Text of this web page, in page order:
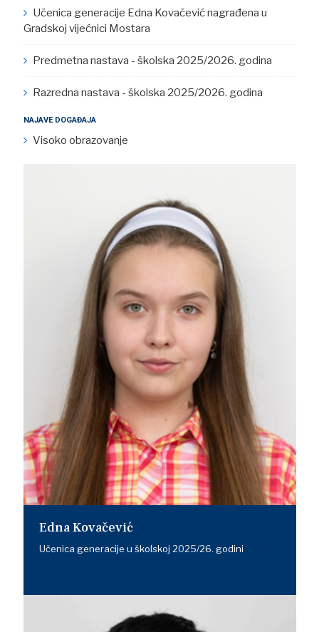
Učenica generacije Edna Kovačević nagrađena u
Gradskoj vijećnici Mostara
Predmetna nastava - školska 2025/2026. godina
Razredna nastava - školska 2025/2026. godina
NAJAVE DOGAĐAJA
Visoko obrazovanje
Edna Kovačević
Učenica generacije u školskoj 2025/26. godini